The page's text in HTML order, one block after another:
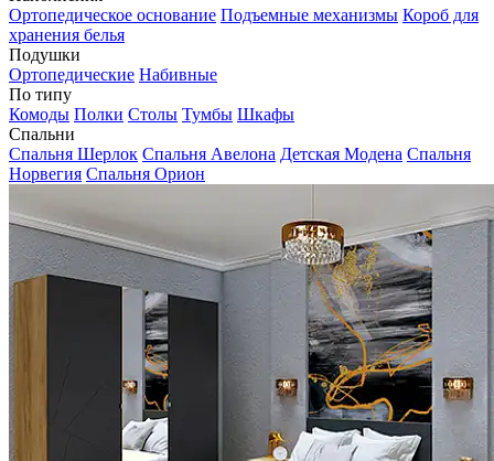
Ортопедическое основание Подъемные механизмы Короб для
хранения белья
Подушки
Ортопедические Набивные
По типу
Комоды Полки Столы Тумбы Шкафы
Спальни
Спальня Шерлок Спальня Авелона Детская Модена Спальня
Норвегия Спальня Орион